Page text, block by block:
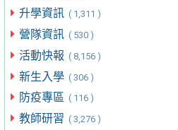
升學資訊 ( 1,311 )
營隊資訊 ( 530 )
活動快報 ( 8,156 )
新生入學 ( 306 )
防疫專區 ( 116 )
教師研習 ( 3,276 )